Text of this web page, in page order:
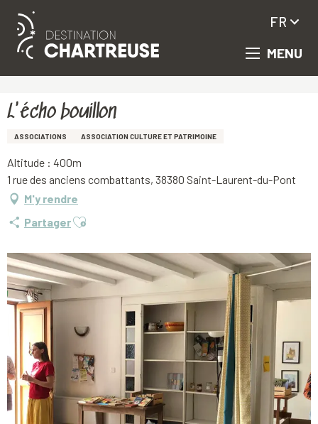
Aller
principal
MENU
FR
L'écho bouillon
ASSOCIATIONS ASSOCIATION CULTURE ET PATRIMOINE
Altitude : 400m
1 rue des anciens combattants, 38380 Saint-Laurent-du-Pont
M'y rendre
PartagerAjouter aux favoris